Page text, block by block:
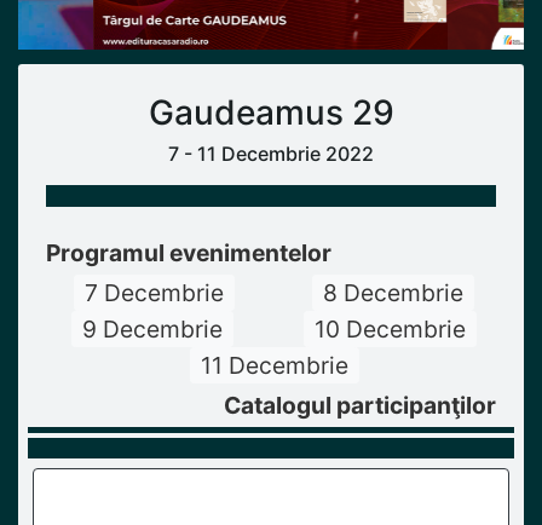
Gaudeamus 29
7 - 11 Decembrie 2022
Programul evenimentelor
7 Decembrie
8 Decembrie
9 Decembrie
10 Decembrie
11 Decembrie
Catalogul participanţilor